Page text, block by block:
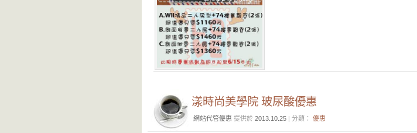
漾時尚美學院 玻尿酸優惠
網站代管優惠 提供於 2013.10.25 | 分類： 優惠